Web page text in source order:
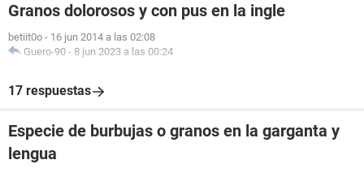
Granos dolorosos y con pus en la ingle
betiit0o - 16 jun 2014 a las 02:08
Guero-90 - 8 jun 2023 a las 00:24
17 respuestas
Especie de burbujas o granos en la garganta y
lengua